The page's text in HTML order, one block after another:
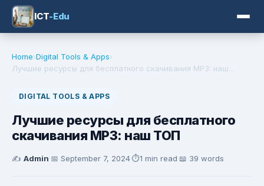
ICT-Edu
Home›Digital Tools & Apps›
Лучшие ресурсы для бесплатного скачивания MP3: наш...
DIGITAL TOOLS & APPS
Лучшие ресурсы для бесплатного
скачивания MP3: наш ТОП
✍️ Admin·📅 September 7, 2024·⏱️1 min read·📖 39 words